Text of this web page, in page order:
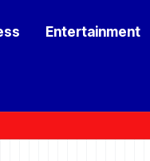
Entertainment